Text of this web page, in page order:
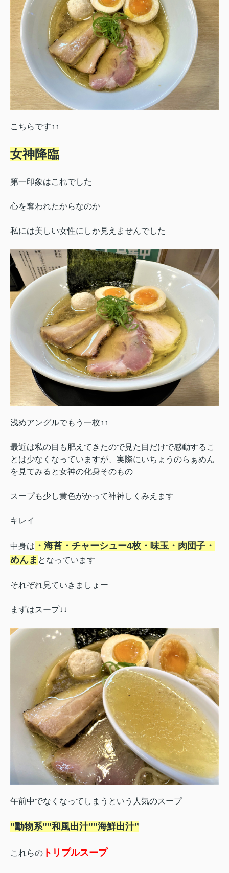
こちらです↑↑
女神降臨
第一印象はこれでした
心を奪われたからなのか
私には美しい女性にしか見えませんでした
浅めアングルでもう一枚↑↑
最近は私の目も肥えてきたので見た目だけで感動するこ
とは少なくなっていますが、実際にいちょうのらぁめん
を見てみると女神の化身そのもの
スープも少し黄色がかって神神しくみえます
キレイ
中身は ・海苔・チャーシュー4枚・味玉・肉団子・
めんま となっています
それぞれ見ていきましょー
まずはスープ↓↓
午前中でなくなってしまうという人気のスープ
”動物系””和風出汁””海鮮出汁”
これらの トリプルスープ